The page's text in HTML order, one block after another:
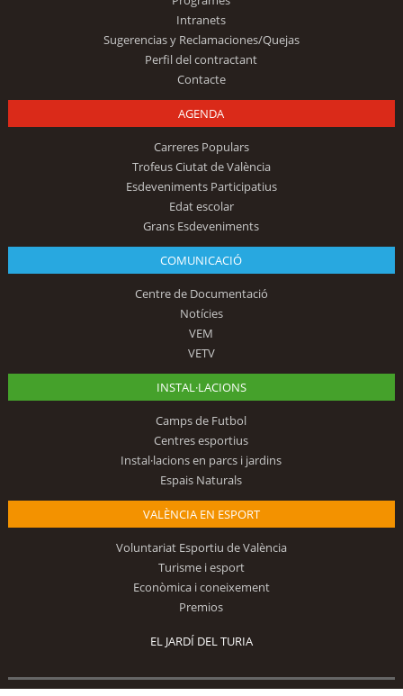
Intranets
Sugerencias y Reclamaciones/Quejas
Perfil del contractant
Contacte
AGENDA
Carreres Populars
Trofeus Ciutat de València
Esdeveniments Participatius
Edat escolar
Grans Esdeveniments
COMUNICACIÓ
Centre de Documentació
Notícies
VEM
VETV
INSTAL·LACIONS
Camps de Futbol
Centres esportius
Instal·lacions en parcs i jardins
Espais Naturals
VALÈNCIA EN ESPORT
Voluntariat Esportiu de València
Turisme i esport
Econòmica i coneixement
Premios
EL JARDÍ DEL TURIA